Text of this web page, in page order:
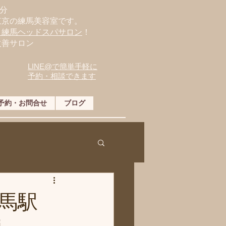
の練馬美容室です。
馬ヘッドスパサロン ！
サロン
LINE@で簡単手軽に
予約・相談できます
約・お問合せ ブログ
駅